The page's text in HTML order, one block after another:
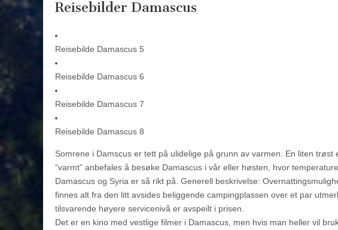
Reisebilder Damascus
Reisebilde Damascus 5
Reisebilde Damascus 6
Reisebilde Damascus 7
Reisebilde Damascus 8
Somrene i Damscus er tett på ulidelige på grunn av varmen. En liten
“varmt” anbefales å besøke Damascus i vår eller høsten, hvor
Damascus og Syria er så rikt på. Generell beskrivelse:
finnes alt fra den litt avsides beliggende campingplassen over et par
tilsvarende høyere servicenivå er avspeilt i prisen.
Det er en kino med vestlige filmer i Damascus, men hvis man heller vil